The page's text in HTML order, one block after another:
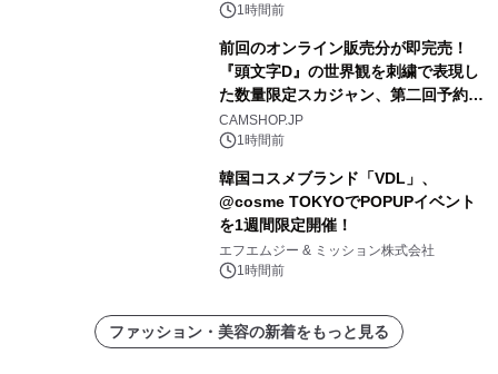
1時間前
前回のオンライン販売分が即完売！
『頭文字D』の世界観を刺繍で表現し
た数量限定スカジャン、第二回予約販
売を開始！
CAMSHOP.JP
1時間前
韓国コスメブランド「VDL」、
@cosme TOKYOでPOPUPイベント
を1週間限定開催！
エフエムジー & ミッション株式会社
1時間前
ファッション・美容の新着をもっと見る